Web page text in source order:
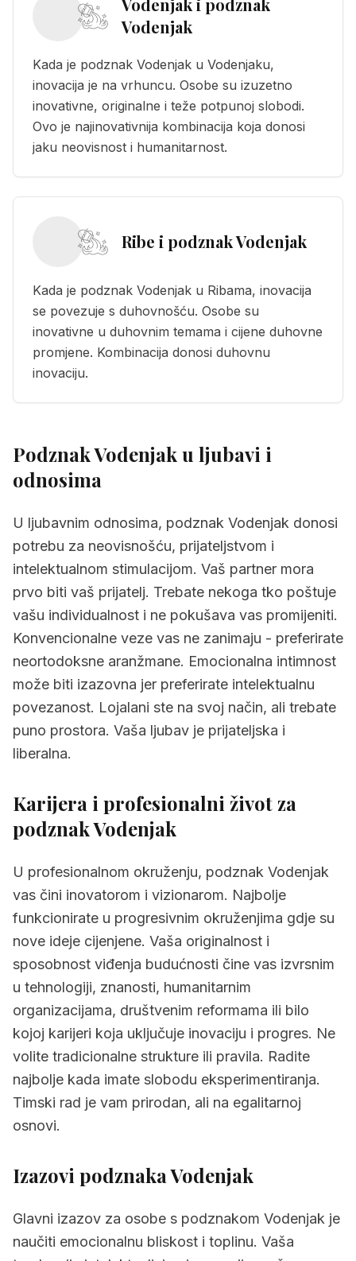
Vodenjak i podznak
Vodenjak
Kada je podznak Vodenjak u Vodenjaku,
inovacija je na vrhuncu. Osobe su izuzetno
inovativne, originalne i teže potpunoj slobodi.
Ovo je najinovativnija kombinacija koja donosi
jaku neovisnost i humanitarnost.
Ribe i podznak Vodenjak
Kada je podznak Vodenjak u Ribama, inovacija
se povezuje s duhovnošću. Osobe su
inovativne u duhovnim temama i cijene duhovne
promjene. Kombinacija donosi duhovnu
inovaciju.
Podznak Vodenjak u ljubavi i
odnosima
U ljubavnim odnosima, podznak Vodenjak donosi
potrebu za neovisnošću, prijateljstvom i
intelektualnom stimulacijom. Vaš partner mora
prvo biti vaš prijatelj. Trebate nekoga tko poštuje
vašu individualnost i ne pokušava vas promijeniti.
Konvencionalne veze vas ne zanimaju - preferirate
neortodoksne aranžmane. Emocionalna intimnost
može biti izazovna jer preferirate intelektualnu
povezanost. Lojalani ste na svoj način, ali trebate
puno prostora. Vaša ljubav je prijateljska i
liberalna.
Karijera i profesionalni život za
podznak Vodenjak
U profesionalnom okruženju, podznak Vodenjak
vas čini inovatorom i vizionarom. Najbolje
funkcionirate u progresivnim okruženjima gdje su
nove ideje cijenjene. Vaša originalnost i
sposobnost viđenja budućnosti čine vas izvrsnim
u tehnologiji, znanosti, humanitarnim
organizacijama, društvenim reformama ili bilo
kojoj karijeri koja uključuje inovaciju i progres. Ne
volite tradicionalne strukture ili pravila. Radite
najbolje kada imate slobodu eksperimentiranja.
Timski rad je vam prirodan, ali na egalitarnoj
osnovi.
Izazovi podznaka Vodenjak
Glavni izazov za osobe s podznakom Vodenjak je
naučiti emocionalnu bliskost i toplinu. Vaša